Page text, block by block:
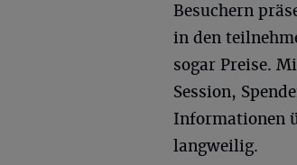
Besuchern
in den
sogar Preise.
Session,
Informationen
langweilig.